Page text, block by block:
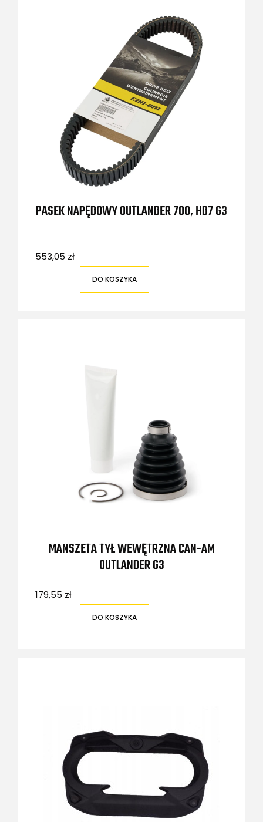
PASEK NAPĘDOWY OUTLANDER 700, HD7 G3
553,05 zł
DO KOSZYKA
MANSZETA TYŁ WEWĘTRZNA CAN-AM
OUTLANDER G3
179,55 zł
DO KOSZYKA